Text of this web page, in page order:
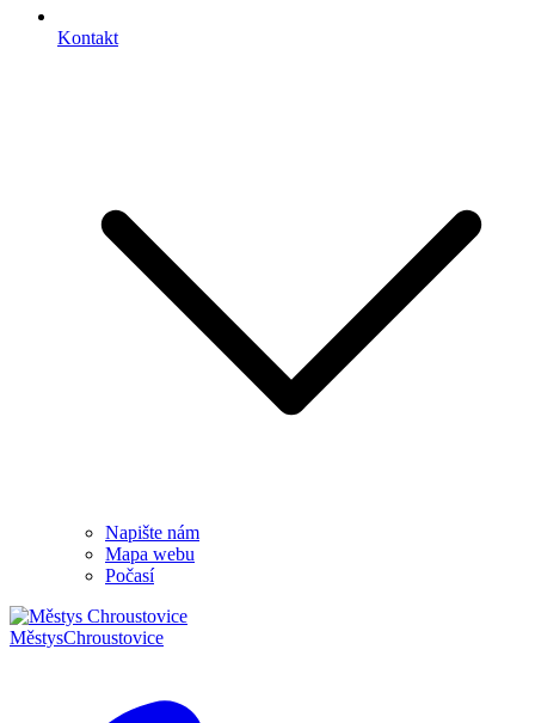
Kontakt
Napište nám
Mapa webu
Počasí
MěstysChroustovice